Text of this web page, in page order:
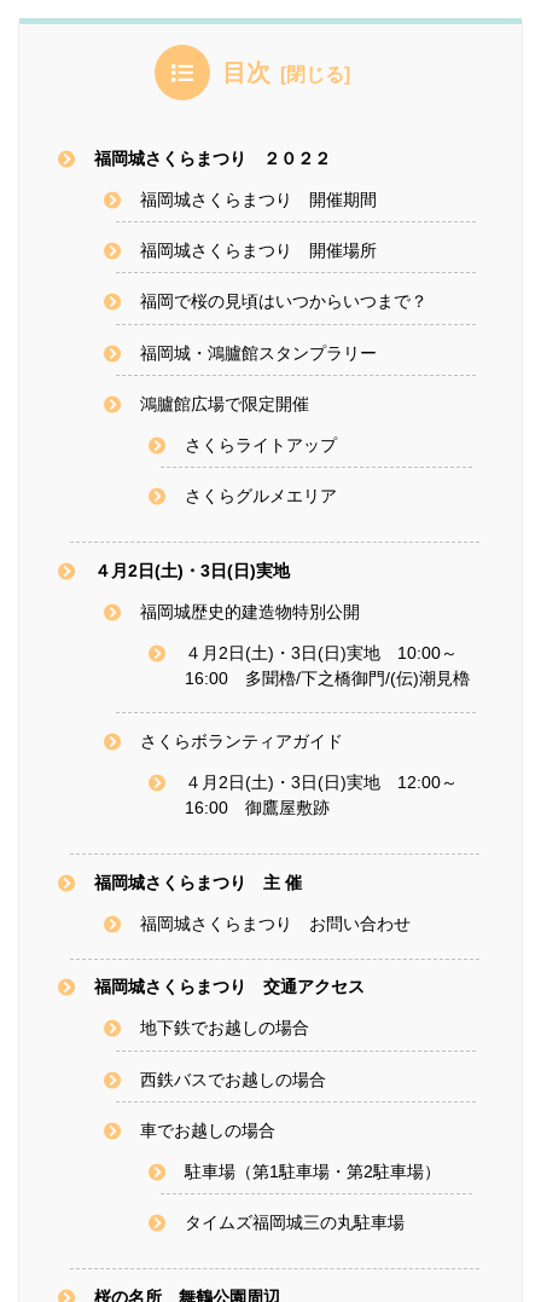
目次
福岡城さくらまつり ２０２２
福岡城さくらまつり 開催期間
福岡城さくらまつり 開催場所
福岡で桜の見頃はいつからいつまで？
福岡城・鴻臚館スタンプラリー
鴻臚館広場で限定開催
さくらライトアップ
さくらグルメエリア
４月2日(土)・3日(日)実地
福岡城歴史的建造物特別公開
４月2日(土)・3日(日)実地 10:00～
16:00 多聞櫓/下之橋御門/(伝)潮見櫓
さくらボランティアガイド
４月2日(土)・3日(日)実地 12:00～
16:00 御鷹屋敷跡
福岡城さくらまつり 主 催
福岡城さくらまつり お問い合わせ
福岡城さくらまつり 交通アクセス
地下鉄でお越しの場合
西鉄バスでお越しの場合
車でお越しの場合
駐車場（第1駐車場・第2駐車場）
タイムズ福岡城三の丸駐車場
桜の名所 舞鶴公園周辺